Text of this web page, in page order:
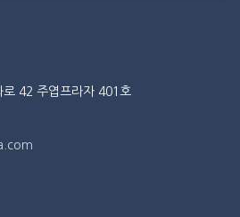
로 42 주엽프라자 401호